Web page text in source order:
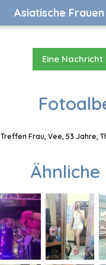
Asiatische Frauen
Eine
Treffen Frau, Vee, 53 Jahre,